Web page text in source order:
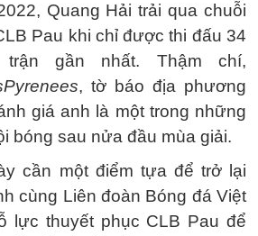
Quang Hải trải qua chuỗi
Pau khi chỉ được thi đấu 34
gần nhất. Thậm chí,
Pyrenees, tờ báo địa phương
giá anh là một trong những
bóng sau nửa đầu mùa giải.
cần một điểm tựa để trở lại
cùng Liên đoàn Bóng đá Việt
lực thuyết phục CLB Pau để